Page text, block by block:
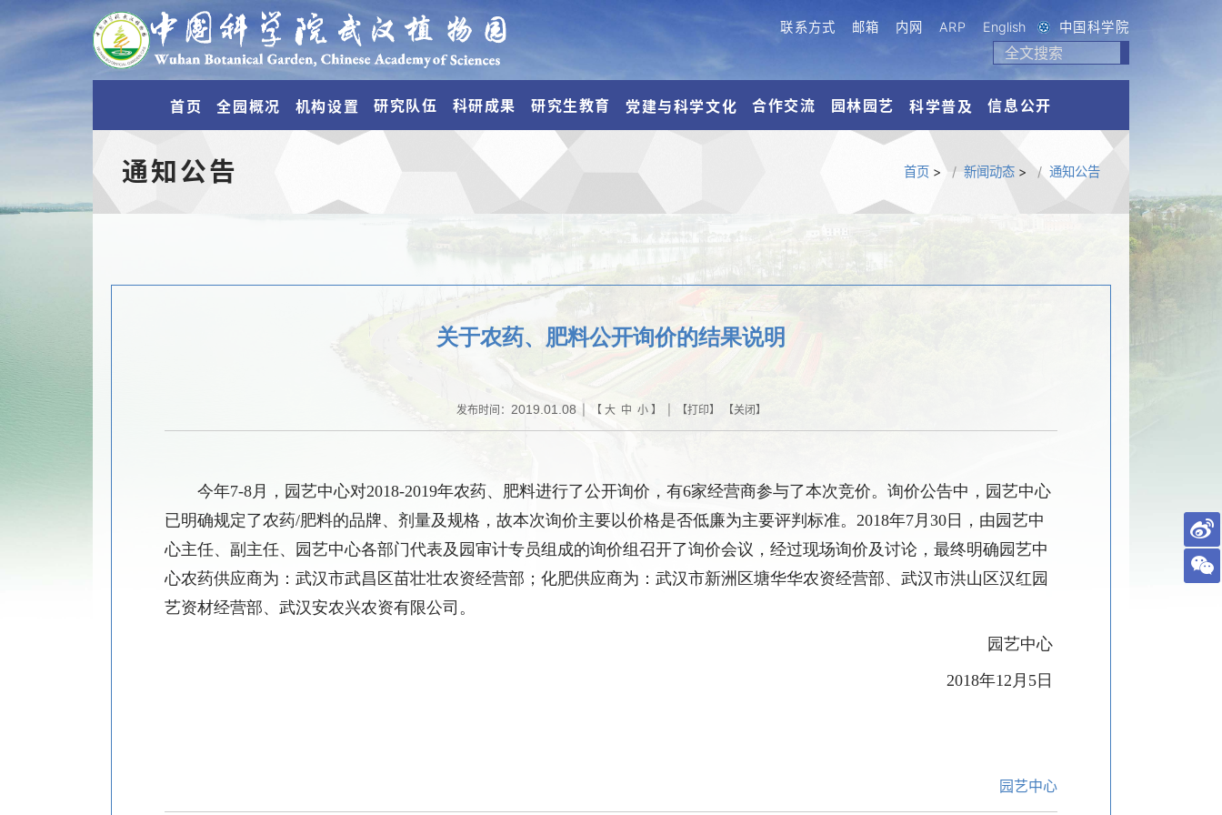
联系方式 邮箱 内网 ARP English 中国科学院
首页 全园概况 机构设置 研究队伍 科研成果 研究生教育 党建与科学文化 合作交流 园林园艺 科学普及 信息公开
通知公告 首页> 新闻动态> 通知公告
关于农药、肥料公开询价的结果说明
发布时间： 2019.01.08| 【 大 中 小】 | 【打印】 【关闭】
今年7-8 月，园艺中心对2018-2019年农药、肥料进行了公开询价，有6家经营商参与了本次竞价。询价公告中，园艺中心
已明确规定了农药/肥料的品牌、剂量及规格，故本次询价主要以价格是否低廉为主要评判标准。 2018年7 月 30日，由园艺中
心主任、副主任、园艺中心各部门代表及园审计专员组成的询价组召开了询价会议，经过现场询价及讨论，最终明确园艺中
心农药供应商为：武汉市武昌区苗壮壮农资经营部；化肥供应商为：武汉市新洲区塘华华农资经营部、武汉市洪山区汉红园
艺资材经营部、武汉安农兴农资有限公司。
园艺中心
2018年12 月 5日
园艺中心